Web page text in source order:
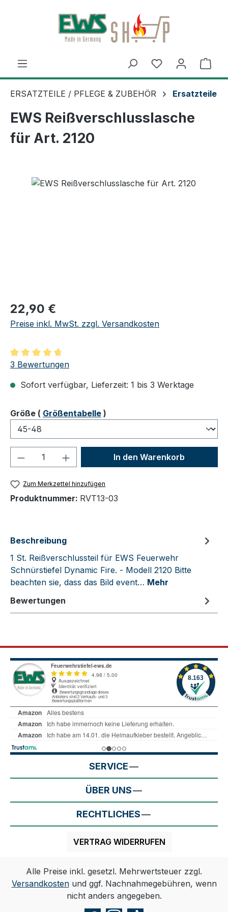
Zum Hauptinhalt springen
ERSATZTEILE / PFLEGE & ZUBEHÖR Ersatzteile
EWS Reißverschlusslasche
für Art. 2120
Regulärer Preis:
22,90 €
Preise inkl. MwSt. zzgl. Versandkosten
Durchschnittliche Bewertung von 4.67 von 5 Sternen
3 Bewertungen
Sofort verfügbar, Lieferzeit: 1 bis 3 Werktage
Größeauswählen
( Größentabelle )
Produkt Anzahl: Gib denIn den Warenkorb
Zum Merkzettel hinzufügen
Produktnummer: RVT13-03
Beschreibung
1 St. Reißverschlussteil für EWS Feuerwehr
Schnürstiefel Dynamic Fire. - Modell 2120 Bitte
beachten sie, dass das Bild event… Mehr
Bewertungen
SERVICE
ÜBER UNS
RECHTLICHES
VERTRAG WIDERRUFEN
Alle Preise inkl. gesetzl. Mehrwertsteuer zzgl.
Versandkostenund ggf. Nachnahmegebühren, wenn
nicht anders angegeben.